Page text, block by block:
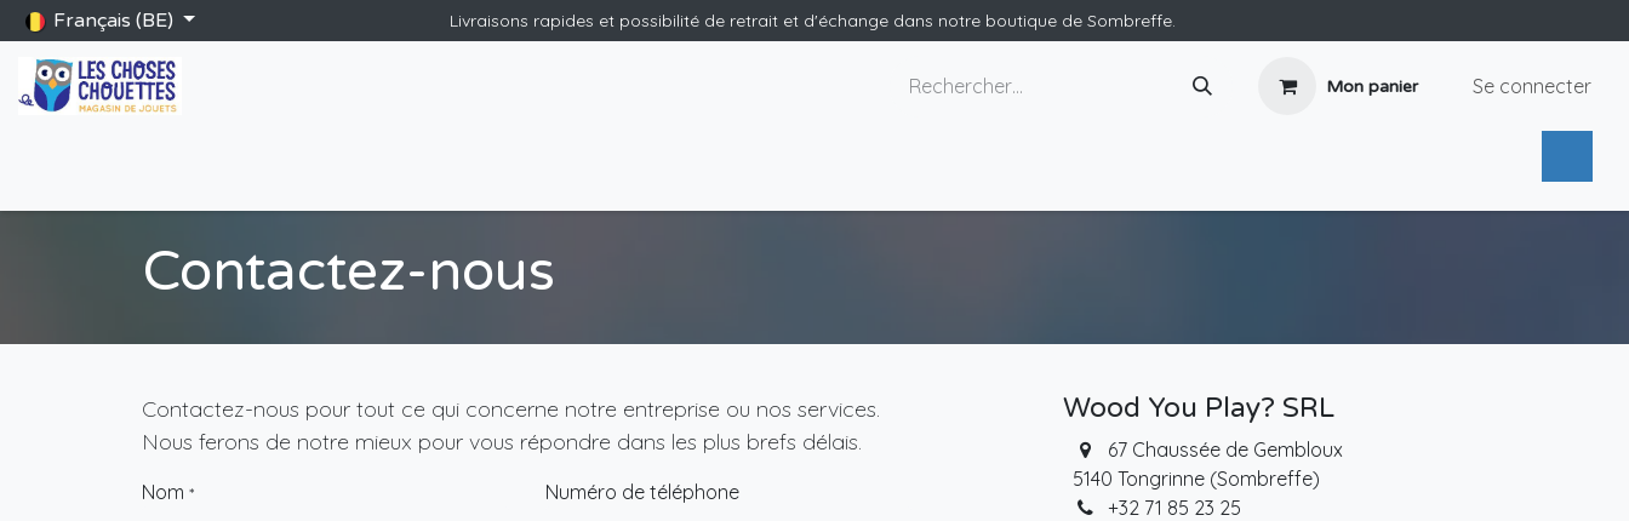
Se rendre au contenu
Français (BE) Livraisons rapides et possibilité de retrait et d'échange dans notre boutique de Sombreffe.
Mon panier Se connecter
Contactez-nous
Contactez-nous pour tout ce qui concerne notre entreprise ou nos services.
Nous ferons de notre mieux pour vous répondre dans les plus brefs délais.
Nom * Numéro de téléphone
Wood You Play? SRL
67 Chaussée de Gembloux
5140 Tongrinne (Sombreffe)
+32 71 85 23 25